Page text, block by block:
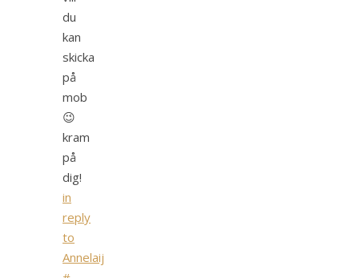
du
kan
skicka
på
mob
😉
kram
på
dig!
in
reply
to
Annelaij